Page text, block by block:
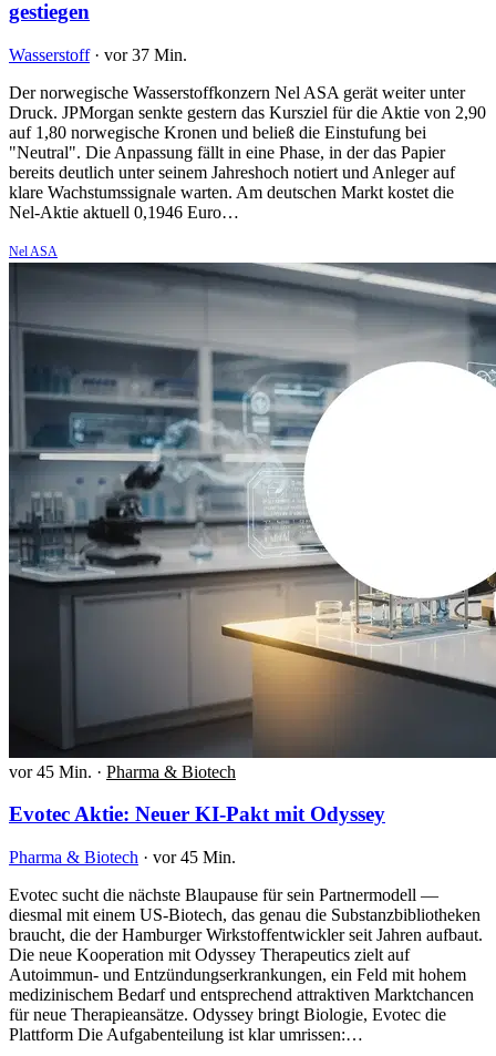
gestiegen
Wasserstoff · vor 37 Min.
Der norwegische Wasserstoffkonzern Nel ASA gerät weiter unter
Druck. JPMorgan senkte gestern das Kursziel für die Aktie von 2,90
auf 1,80 norwegische Kronen und beließ die Einstufung bei
"Neutral". Die Anpassung fällt in eine Phase, in der das Papier
bereits deutlich unter seinem Jahreshoch notiert und Anleger auf
klare Wachstumssignale warten. Am deutschen Markt kostet die
Nel-Aktie aktuell 0,1946 Euro…
Nel ASA
vor 45 Min. · Pharma & Biotech
Evotec Aktie: Neuer KI-Pakt mit Odyssey
Pharma & Biotech · vor 45 Min.
Evotec sucht die nächste Blaupause für sein Partnermodell —
diesmal mit einem US-Biotech, das genau die Substanzbibliotheken
braucht, die der Hamburger Wirkstoffentwickler seit Jahren aufbaut.
Die neue Kooperation mit Odyssey Therapeutics zielt auf
Autoimmun- und Entzündungserkrankungen, ein Feld mit hohem
medizinischem Bedarf und entsprechend attraktiven Marktchancen
für neue Therapieansätze. Odyssey bringt Biologie, Evotec die
Plattform Die Aufgabenteilung ist klar umrissen:…